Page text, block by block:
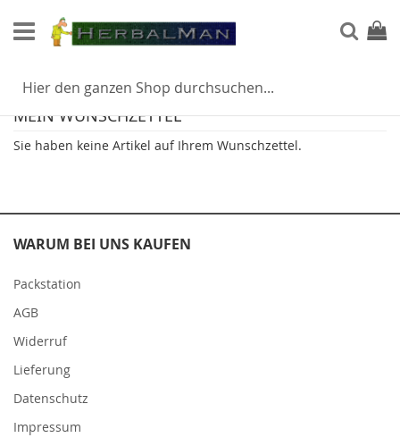
zum
Inhalt
MEIN WUNSCHZETTEL
Sie haben keine Artikel auf Ihrem Wunschzettel.
WARUM BEI UNS KAUFEN
Packstation
AGB
Widerruf
Lieferung
Datenschutz
Impressum